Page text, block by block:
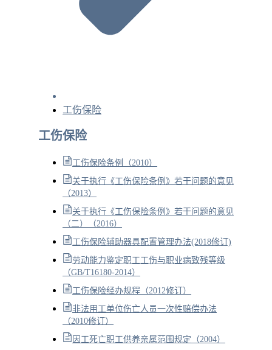
工伤保险
工伤保险
工伤保险条例（2010）
关于执行《工伤保险条例》若干问题的意见
（2013）
关于执行《工伤保险条例》若干问题的意见
（二）（2016）
工伤保险辅助器具配置管理办法(2018修订)
劳动能力鉴定职工工伤与职业病致残等级
（GB/T16180-2014）
工伤保险经办规程（2012修订）
非法用工单位伤亡人员一次性赔偿办法
（2010修订）
因工死亡职工供养亲属范围规定（2004）